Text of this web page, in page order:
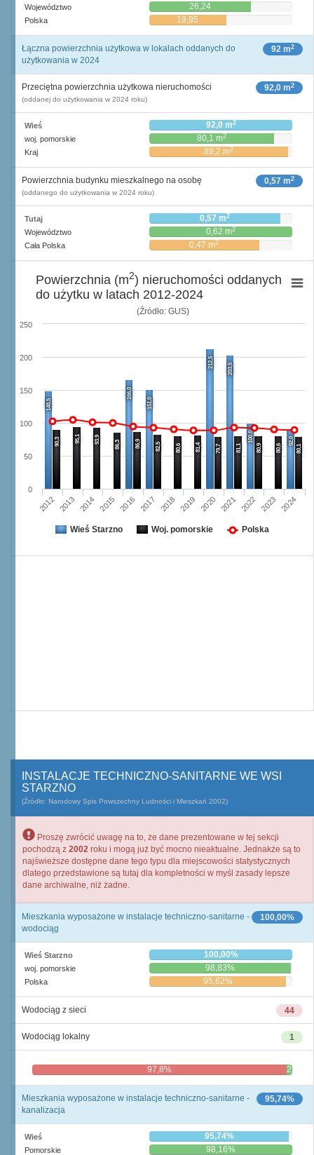
Województwo 26,24
Polska 19,95
92 m2
Łączna powierzchnia użytkowa w lokalach oddanych do
użytkowania w 2024
92,0 m2
Przeciętna powierzchnia użytkowa nieruchomości
(oddanej do użytkowania w 2024 roku)
Wieś 92,0 m2
woj. pomorskie 80,1 m2
Kraj 89,2 m2
0,57 m2
Powierzchnia budynku mieszkalnego na osobę
(oddanego do użytkowania w 2024 roku)
Tutaj 0,57 m2
Województwo 0,62 m2
Cała Polska 0,47 m2
(Źródło: GUS)
148,5
166,0
151,0
212,5 203,5
100,0 92,0
90,3 95,1 93,9 86,3 86,9 82,5 80,6 81,4 79,7 81,1 80,9 80,6 80,1
2012 2013 2014 2015 2016 2017 2018 2019 2020 2021 2022 2023 2024
0
50
100
150
200
250
Powierzchnia (m2) nieruchomości oddanych
do użytku w latach 2012-2024
Wieś Starzno Woj. pomorskie Polska
INSTALACJE TECHNICZNO-SANITARNE WE WSI
STARZNO
(Źródło: Narodowy Spis Powszechny Ludności i Mieszkań 2002)
Proszę zwrócić uwagę na to, że dane prezentowane w tej sekcji
pochodzą z 2002 roku i mogą już być mocno nieaktualne. Jednakże są to
najświeższe dostępne dane tego typu dla miejscowości statystycznych
dlatego przedstawione są tutaj dla kompletności w myśl zasady lepsze
dane archiwalne, niż żadne.
100,00%
Mieszkania wyposażone w instalacje techniczno-sanitarne -
wodociąg
Wieś Starzno 100,00%
woj. pomorskie 98,83%
Polska 95,62%
44
Wodociąg z sieci
1
Wodociąg lokalny
97,8% 2,2%
95,74%
Mieszkania wyposażone w instalacje techniczno-sanitarne -
kanalizacja
Wieś 95,74%
Pomorskie 98,16%